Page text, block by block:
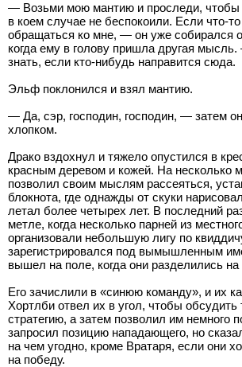
— Возьми мою мантию и проследи, чтобы
в коем случае не беспокоили. Если что-
обращаться ко мне, — он уже собирался
когда ему в голову пришла другая
знать, если кто-нибудь направится сюда.
Эльф поклонился и взял мантию.
— Да, сэр, господин, господин, — затем
хлопком.
Драко вздохнул и тяжело опустился в
красным деревом и кожей. На несколько
позволил своим мыслям рассеяться,
блокнота, где однажды от скуки
летал более четырех лет. В последний
метле, когда несколько парней из
организовали небольшую лигу по
зарегистрировался под вымышленным
вышел на поле, когда они разделились
Его зачислили в «синюю команду», и их
Хортлби отвел их в угол, чтобы обсудить
стратегию, а затем позволил им немного
запросил позицию нападающего, но
на чем угодно, кроме Вратаря, если они
на победу.